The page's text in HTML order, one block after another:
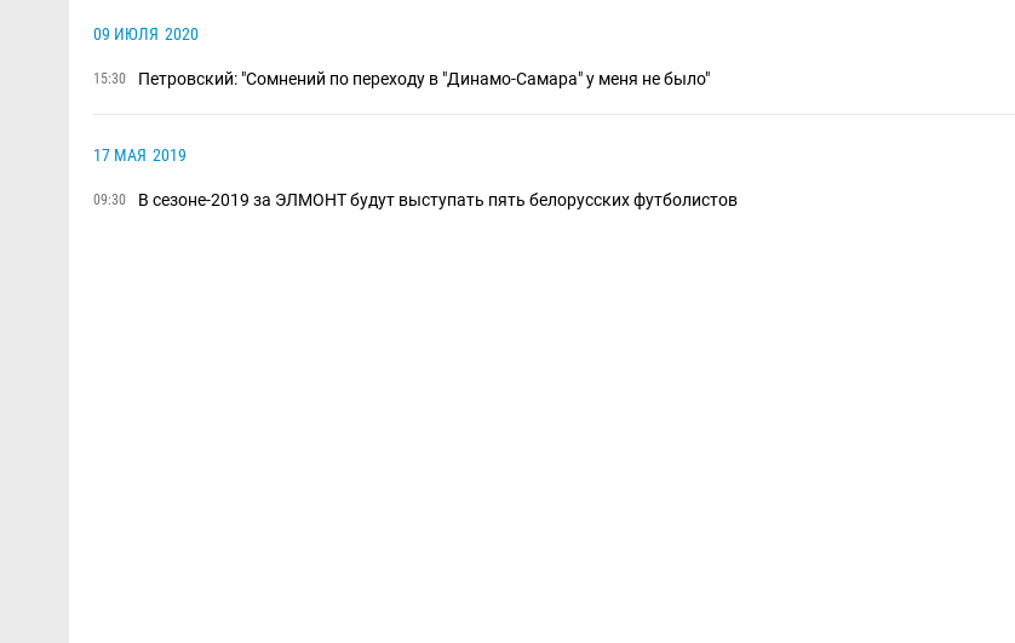
09 ИЮЛЯ 2020
15:30 Петровский: "Сомнений по переходу в "Динамо-Самара" у меня не было"
17 МАЯ 2019
09:30 В сезоне-2019 за ЭЛМОНТ будут выступать пять белорусских футболистов